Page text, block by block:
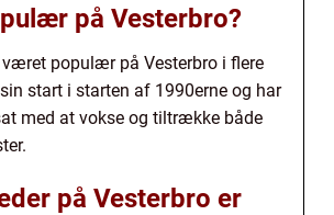
på Vesterbro?
været populær på Vesterbro i flere
start i starten af 1990erne og har
med at vokse og tiltrække både
på Vesterbro er